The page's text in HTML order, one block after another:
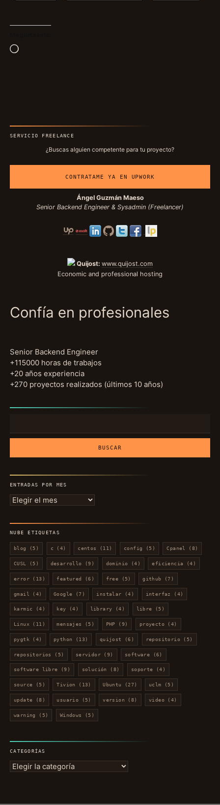
Cargando...
SERVICIO FREELANCE
¿Buscas alguien competente para tu proyecto?
CONTRATAME YA EN UPWORK
Ángel Guzmán Maeso
Senior Backend Engineer & Sysadmin (Freelancer)
Quijost: www.quijost.com
Economic and professional hosting
Confía en profesionales
Senior Backend Engineer
+115000 horas de trabajos
+20 años experiencia
+270 proyectos realizados (últimos 10 años)
ENTRADAS POR MES
Entradas
NUBE ETIQUETAS
blog (5) c (4) centos (11) config (5) Cpanel (8)
CUSL (5) desarrollo (9) dominio (4) eficiencia (4)
error(13) featured (6) free (5) github (7)
gmail (4) Google (7) instalar (4) interfaz (4)
karmic (4) key (4) library (4) libre (5)
Linux (11) mensajes (5) PHP (9) proyecto (4)
pygtk (4) python (13) quijost (6) repositorio (5)
repositorios (5) servidor(9) software (6)
software libre (9) solución (8) soporte (4)
source (5) Tivion (13) Ubuntu (27) uclm (5)
update (8) usuario (5) version (8) video (4)
warning (5) Windows (5)
CATEGORÍAS